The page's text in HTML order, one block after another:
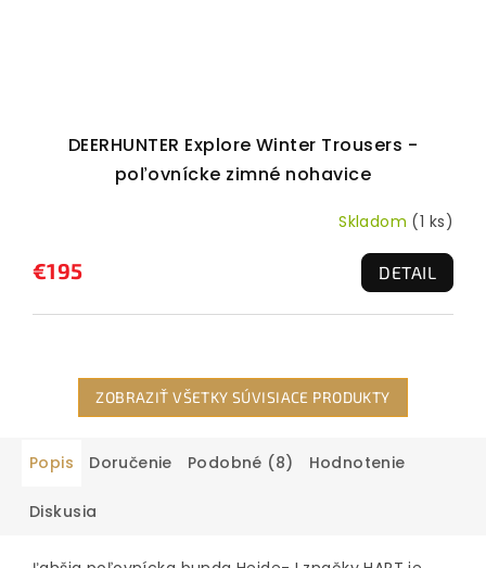
DEERHUNTER Explore Winter Trousers -
poľovnícke zimné nohavice
Skladom (1 ks)
€195 DETAIL
ZOBRAZIŤ VŠETKY SÚVISIACE PRODUKTY
Popis Doručenie Podobné (8) Hodnotenie
Diskusia